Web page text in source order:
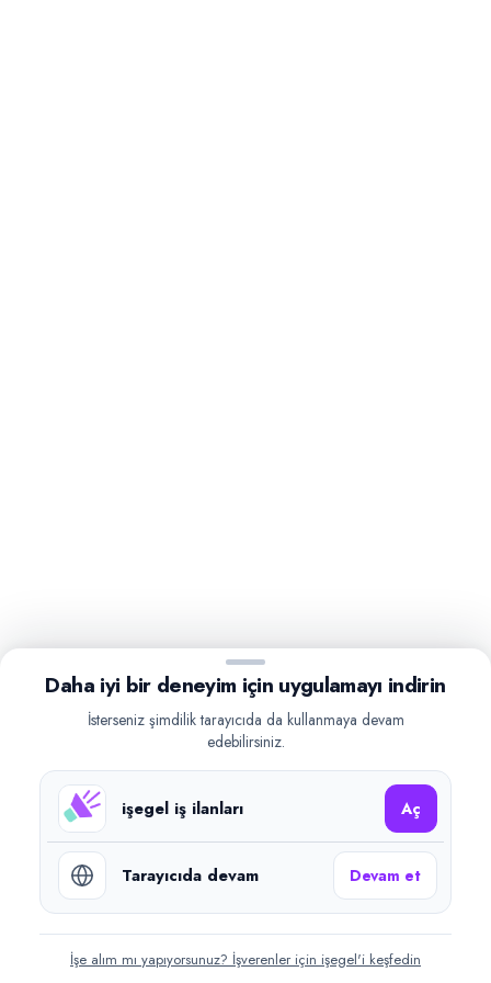
Daha iyi bir deneyim için uygulamayı indirin
İsterseniz şimdilik tarayıcıda da kullanmaya devam
edebilirsiniz.
işegel iş ilanları Aç
Tarayıcıda devam Devam et
İşe alım mı yapıyorsunuz? İşverenler için işegel'i keşfedin